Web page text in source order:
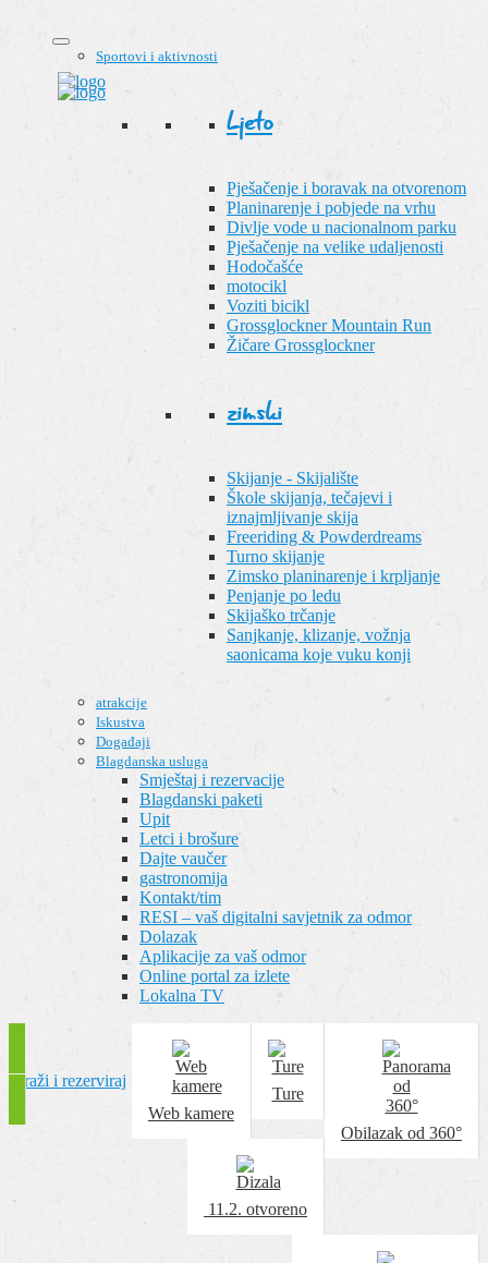
Sportovi i aktivnosti
Ljeto
Pješačenje i boravak na otvorenom
Planinarenje i pobjede na vrhu
Divlje vode u nacionalnom parku
Pješačenje na velike udaljenosti
Hodočašće
motocikl
Voziti bicikl
Grossglockner Mountain Run
Žičare Grossglockner
zimski
Skijanje - Skijalište
Škole skijanja, tečajevi i
iznajmljivanje skija
Freeriding & Powderdreams
Turno skijanje
Zimsko planinarenje i krpljanje
Penjanje po ledu
Skijaško trčanje
Sanjkanje, klizanje, vožnja
saonicama koje vuku konji
atrakcije
Iskustva
Događaji
Blagdanska usluga
Smještaj i rezervacije
Blagdanski paketi
Upit
Letci i brošure
Dajte vaučer
gastronomija
Kontakt/tim
RESI – vaš digitalni savjetnik za odmor
Dolazak
Aplikacije za vaš odmor
Online portal za izlete
Lokalna TV
Obilazak od 360°
Ture
Web kamere
11.2. otvoreno
Traži i rezerviraj